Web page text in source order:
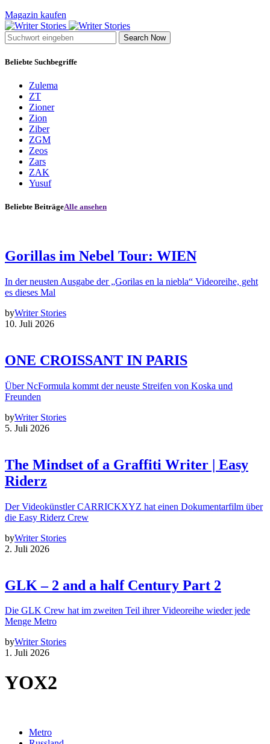
Magazin kaufen
Search Now
Beliebte Suchbegriffe
Zulema
ZT
Zioner
Zion
Ziber
ZGM
Zeos
Zars
ZAK
Yusuf
Beliebte BeiträgeAlle ansehen
Gorillas im Nebel Tour: WIEN
In der neusten Ausgabe der „Gorilas en la niebla“ Videoreihe, geht
es dieses Mal
byWriter Stories
10. Juli 2026
ONE CROISSANT IN PARIS
Über NcFormula kommt der neuste Streifen von Koska und
Freunden
byWriter Stories
5. Juli 2026
The Mindset of a Graffiti Writer | Easy
Riderz
Der Videokünstler CARRICKXYZ hat einen Dokumentarfilm über
die Easy Riderz Crew
byWriter Stories
2. Juli 2026
GLK – 2 and a half Century Part 2
Die GLK Crew hat im zweiten Teil ihrer Videoreihe wieder jede
Menge Metro
byWriter Stories
1. Juli 2026
YOX2
Metro